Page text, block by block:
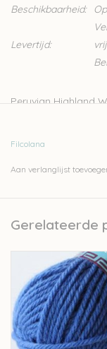
Beschikbaarheid:
Levertijd:
Peruvian Highland
kleurwerk mee.
- naalden: 4-5 mm
- handwas, met
Let op: de kleur op
Filcolana
Aan verlanglijst
Gerelateerde